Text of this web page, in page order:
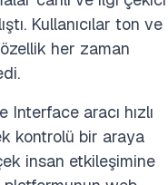
Kullanıcılar ton ve
her zaman
Interface aracı hızlı
kontrolü bir araya
insan etkileşimine